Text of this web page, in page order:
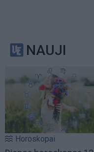
NAUJI
Horoskopai